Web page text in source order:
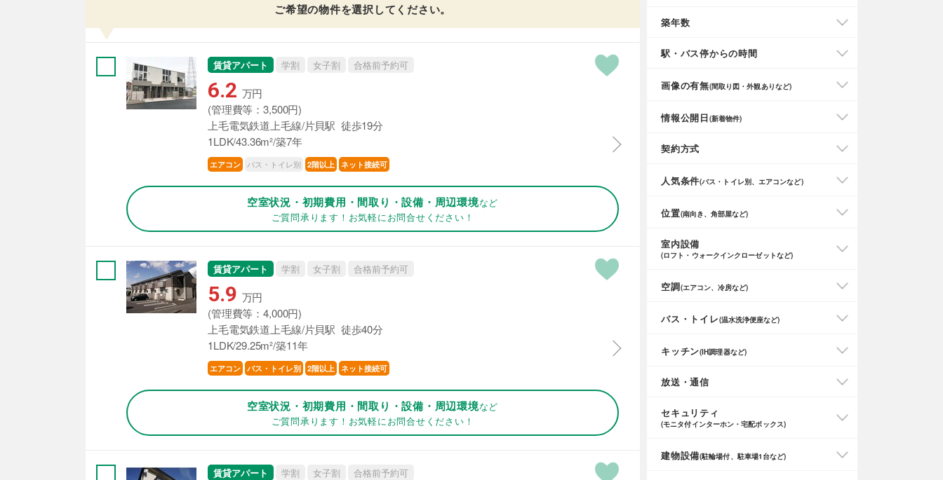
ご希望の物件を選択してください。
賃貸アパート 学割 女子割 合格前予約可
6.2 万円
(管理費等：3,500円)
上毛電気鉄道上毛線/片貝駅 徒歩19分
1LDK/43.36m²/築7年
エアコン バス・トイレ別 2階以上 ネット接続可
空室状況・初期費用・間取り・設備・周辺環境など
ご質問承ります！お気軽にお問合せください！
賃貸アパート 学割 女子割 合格前予約可
5.9 万円
(管理費等：4,000円)
上毛電気鉄道上毛線/片貝駅 徒歩40分
1LDK/29.25m²/築11年
エアコン バス・トイレ別 2階以上 ネット接続可
空室状況・初期費用・間取り・設備・周辺環境など
ご質問承ります！お気軽にお問合せください！
賃貸アパート 学割 女子割 合格前予約可
築年数
駅・バス停からの時間
画像の有無(間取り図・外観ありなど)
情報公開日(新着物件)
契約方式
人気条件(バス・トイレ別、エアコンなど)
位置(南向き、角部屋など)
室内設備
(ロフト・ウォークインクローゼットなど)
空調(エアコン、冷房など)
バス・トイレ(温水洗浄便座など)
キッチン(IH調理器など)
放送・通信
セキュリティ
(モニタ付インターホン・宅配ボックス)
建物設備(駐輪場付、駐車場1台など)